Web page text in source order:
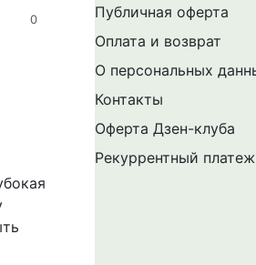
0
Публичная оферта
Оплата и возврат
О персональных
Контакты
Оферта Дзен-клуба
Рекуррентный платеж